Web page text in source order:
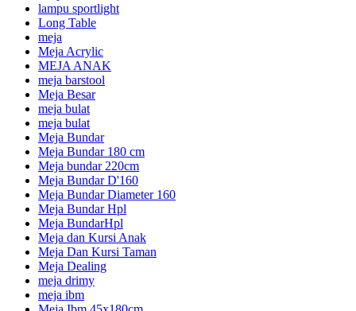
lampu sportlight
Long Table
meja
Meja Acrylic
MEJA ANAK
meja barstool
Meja Besar
meja bulat
meja bulat
Meja Bundar
Meja Bundar 180 cm
Meja bundar 220cm
Meja Bundar D'160
Meja Bundar Diameter 160
Meja Bundar Hpl
Meja BundarHpl
Meja dan Kursi Anak
Meja Dan Kursi Taman
Meja Dealing
meja drimy
meja ibm